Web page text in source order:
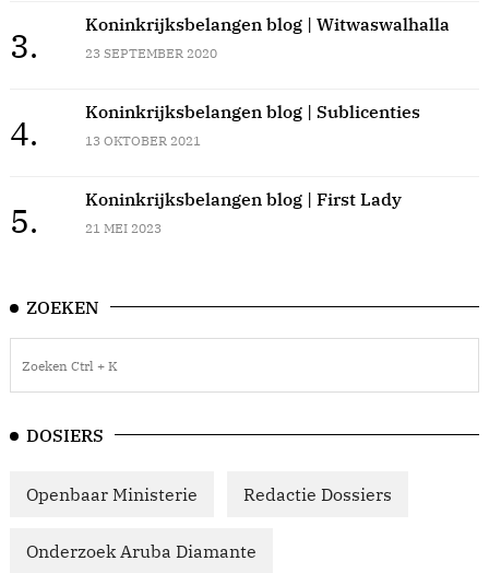
3.
Koninkrijksbelangen blog | Witwaswalhalla
23 SEPTEMBER 2020
4.
Koninkrijksbelangen blog | Sublicenties
13 OKTOBER 2021
5.
Koninkrijksbelangen blog | First Lady
21 MEI 2023
ZOEKEN
DOSIERS
Openbaar Ministerie Redactie Dossiers
Onderzoek Aruba Diamante